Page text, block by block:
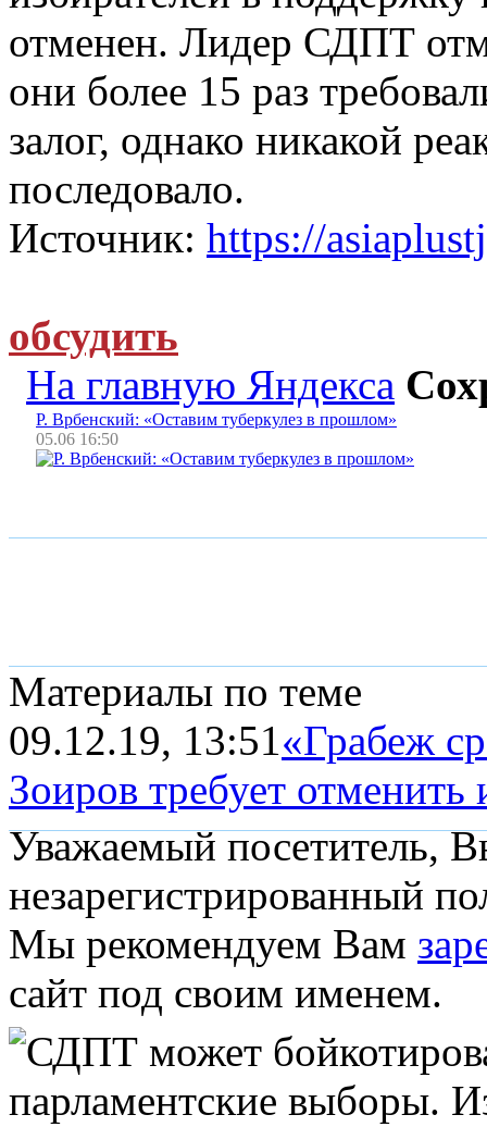
отменен. Лидер СДПТ
они более 15 раз
залог, однако никакой
последовало.
Источник: https://
обсудить
На главную Яндекса
Р. Врбенский: «Оставим туберкулез в прошлом»
05.06 16:50
Материалы по теме
09.12.19, 13:51«Грабеж
Зоиров требует отменить
Уважаемый посетитель,
незарегистрированный
Мы рекомендуем Вам
сайт под своим именем.